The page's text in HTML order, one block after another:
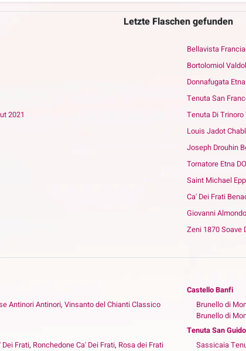
Letzte Flaschen gefunden
2021
Bellavista
Bortolomiol
Donnafugata
Tenuta San
Tenuta Di
Louis Jadot
Joseph Drouhin
Tornatore Etna
Saint Michael
Ca' Dei Frati
Giovanni
Zeni 1870 Soave
Antinori Antinori, Vinsanto del Chianti Classico
Dei Frati, Ronchedone Ca' Dei Frati, Rosa dei Frati
Castello Banfi
Brunello di
Brunello di
Tenuta San Guido
Sassicaia